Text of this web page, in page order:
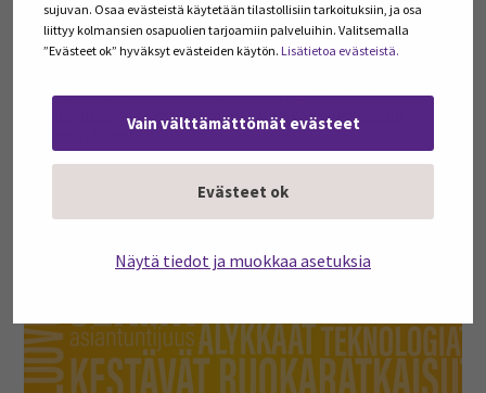
sujuvan. Osaa evästeistä käytetään tilastollisiin tarkoituksiin, ja osa
liittyy kolmansien osapuolien tarjoamiin palveluihin. Valitsemalla
”Evästeet ok” hyväksyt evästeiden käytön. Lisätietoa evästeistä.
Vain välttämättömät evästeet
Evästeet ok
Näytä tiedot ja muokkaa asetuksia
Työn tuottavuuden kehittäminen ja työhyvinvoinnin
parantaminen ravintola-alalla on keskeinen avain
menestykseen
17